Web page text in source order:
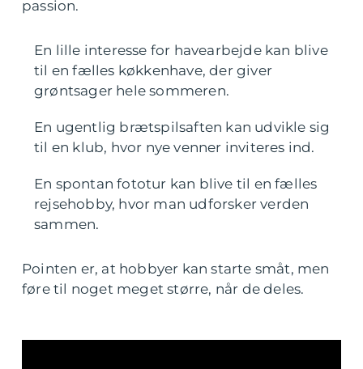
passion.
En lille interesse for havearbejde kan blive
til en fælles køkkenhave, der giver
grøntsager hele sommeren.
En ugentlig brætspilsaften kan udvikle sig
til en klub, hvor nye venner inviteres ind.
En spontan fototur kan blive til en fælles
rejsehobby, hvor man udforsker verden
sammen.
Pointen er, at hobbyer kan starte småt, men
føre til noget meget større, når de deles.